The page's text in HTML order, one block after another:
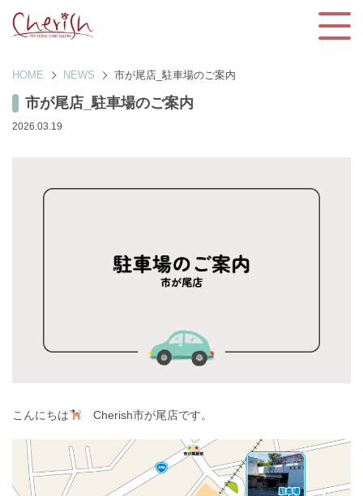
HOME NEWS 市が尾店_駐車場のご案内
市が尾店_駐車場のご案内
2026.03.19
こんにちは Cherish市が尾店です。